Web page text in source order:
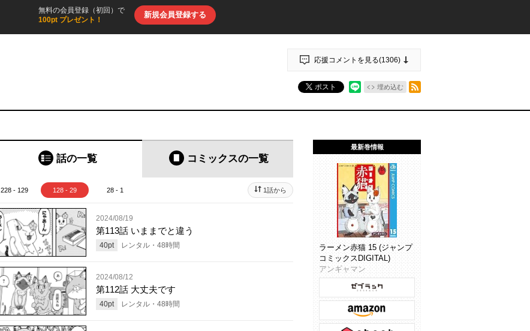
無料の会員登録（初回）で
100pt プレゼント！
新規会員登録する
応援コメントを見る(1306)
ポスト 埋め込む
話の一覧 コミックスの一覧
228 - 129 128 - 29 28 - 1 1話から
2024/08/19
第113話 いままでと違う
40pt レンタル・ 48時間
2024/08/12
第112話 大丈夫です
40pt レンタル・ 48時間
最新巻情報
ラーメン赤猫 15 (ジャンプ
コミックスDIGITAL)
アンギャマン